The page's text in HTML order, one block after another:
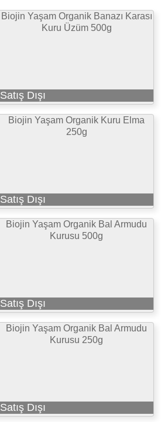
Biojin Yaşam Organik Banazı Karası
Kuru Üzüm 500g
Satış Dışı
Biojin Yaşam Organik Kuru Elma
250g
Satış Dışı
Biojin Yaşam Organik Bal Armudu
Kurusu 500g
Satış Dışı
Biojin Yaşam Organik Bal Armudu
Kurusu 250g
Satış Dışı